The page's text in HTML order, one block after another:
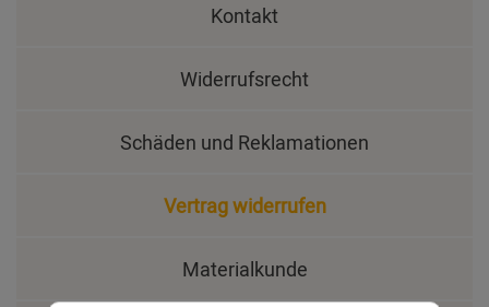
Kontakt
Widerrufsrecht
Schäden und Reklamationen
Vertrag widerrufen
Materialkunde